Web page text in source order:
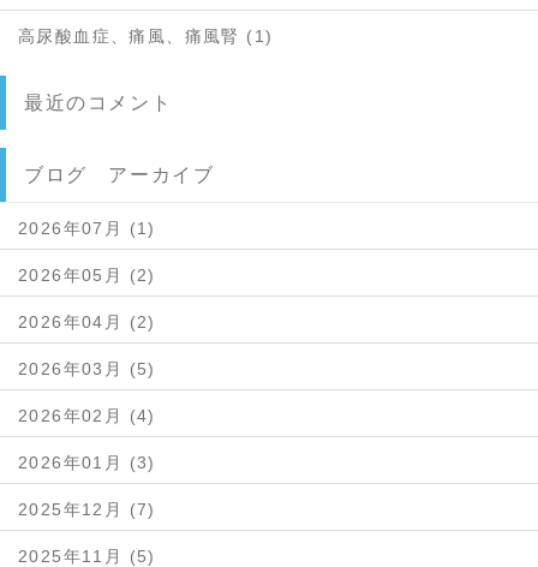
高尿酸血症、痛風、痛風腎 (1)
最近のコメント
ブログ アーカイブ
2026年07月 (1)
2026年05月 (2)
2026年04月 (2)
2026年03月 (5)
2026年02月 (4)
2026年01月 (3)
2025年12月 (7)
2025年11月 (5)